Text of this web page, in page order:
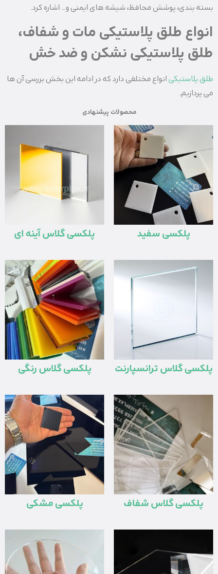
بسته ‌بندی، پوشش محافظ، شیشه ‌های ایمنی و… اشاره کرد.
انواع طلق پلاستیکی مات و شفاف،
طلق پلاستیکی نشکن و ضد خش
طلق پلاستیکیانواع مختلفی دارد که در ادامه این بخش بررسی آن ها
می‌ پردازیم.
محصولات پیشنهادی
پلکسی سفید پلکسی گلاس آینه ای
پلکسی گلاس ترانسپارنت پلکسی گلاس رنگی
پلکسی گلاس شفاف پلکسی مشکی